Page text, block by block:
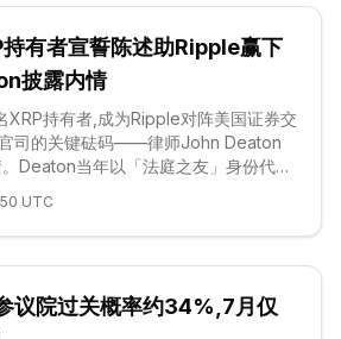
压力正把需求推向以美元计价的替代
呼应了
有者宣誓陈述助Ripple赢下
披露内情
持有者,成为Ripple对阵美国证券交
司的关键砝码——律师John Deaton
Deaton当年以「法庭之友」身份代表
誓陈述。按他的说法,全案提交的数千
最终裁决里仅援引了寥寥数十份,而持有
撮之列。此番披露正值2023年7月13
UTC
议院过关概率约34%,7月仅